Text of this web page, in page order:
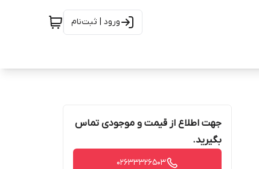
ورود | ثبت‌نام
جهت اطلاع از قیمت و موجودی تماس
بگیرید.
02633326503